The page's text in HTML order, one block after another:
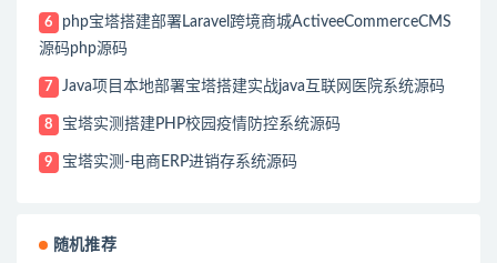
6
php宝塔搭建部署Laravel跨境商城ActiveeCommerceCMS
源码php源码
7 Java项目本地部署宝塔搭建实战java互联网医院系统源码
8 宝塔实测搭建PHP校园疫情防控系统源码
9 宝塔实测-电商ERP进销存系统源码
随机推荐